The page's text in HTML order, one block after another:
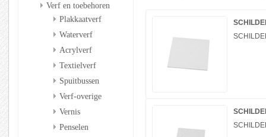
Verf en toebehoren
Plakkaatverf
Waterverf
Acrylverf
Textielverf
Spuitbussen
Verf-overige
Vernis
Penselen